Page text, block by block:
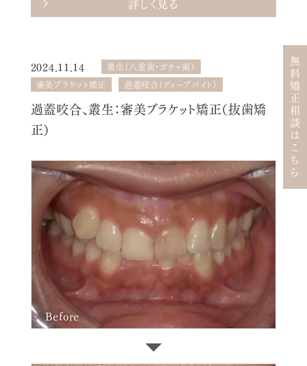
2024.11.14
叢生（八重歯・ガチャ歯）
審美ブラケット矯正
過蓋咬合（ディープバイト）
過蓋咬合、叢生：審美ブラケット矯正（抜歯矯
正）
Before
無料矯正相談はこちら